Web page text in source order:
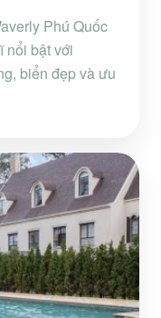
Phú Quốc
nổi bật với
biển đẹp và ưu